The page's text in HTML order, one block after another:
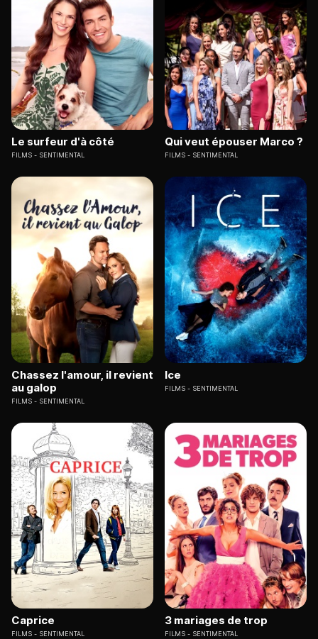
Le surfeur d'à côté
FILMS SENTIMENTAL
Qui veut épouser Marco ?
FILMS SENTIMENTAL
Chassez l'amour, il revient
au galop
FILMS SENTIMENTAL
Ice
FILMS SENTIMENTAL
Caprice
FILMS SENTIMENTAL
3 mariages de trop
FILMS SENTIMENTAL